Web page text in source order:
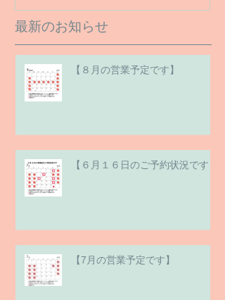
最新のお知らせ
【８月の営業予定です】
【６月１６日のご予約状況です】
【7月の営業予定です】